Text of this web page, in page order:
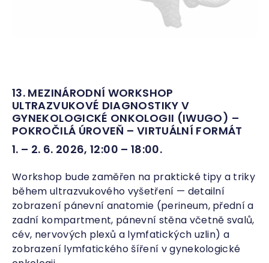
13. MEZINÁRODNÍ WORKSHOP
ULTRAZVUKOVÉ DIAGNOSTIKY V
GYNEKOLOGICKÉ ONKOLOGII (IWUGO) –
POKROČILÁ ÚROVEŇ – VIRTUÁLNÍ FORMÁT
1. – 2. 6. 2026, 12:00 – 18:00.
Workshop bude zaměřen na praktické tipy a triky
během ultrazvukového vyšetření — detailní
zobrazení pánevní anatomie (perineum, přední a
zadní kompartment, pánevní stěna včetně svalů,
cév, nervových plexů a lymfatických uzlin) a
zobrazení lymfatického šíření v gynekologické